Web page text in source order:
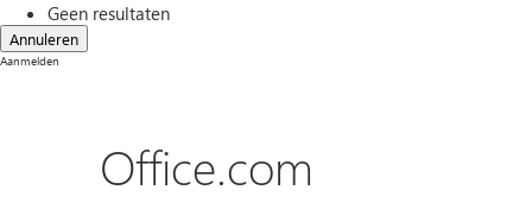
Geen resultaten
Annuleren
Aanmelden
Office.com